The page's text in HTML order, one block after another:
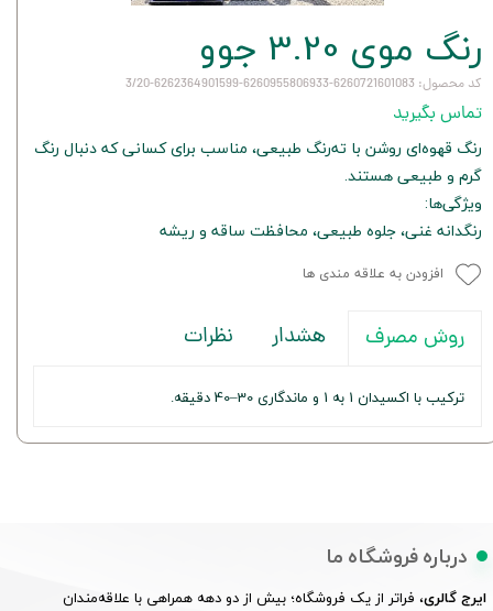
رنگ موی 3.20 جوو
کد محصول: 6260721601083-6260955806933-6262364901599-3/20
تماس بگیرید
رنگ قهوه‌ای روشن با ته‌رنگ طبیعی، مناسب برای کسانی که دنبال رنگ
گرم و طبیعی هستند.
ویژگی‌ها:
رنگدانه غنی، جلوه طبیعی، محافظت ساقه و ریشه
افزودن به علاقه مندی ها
روش مصرف هشدار نظرات
ترکیب با اکسیدان 1 به 1 و ماندگاری 30–40 دقیقه.
درباره فروشگاه ما
ایرج گالری، فراتر از یک فروشگاه؛ بیش از دو دهه همراهی با علاقه‌مندان